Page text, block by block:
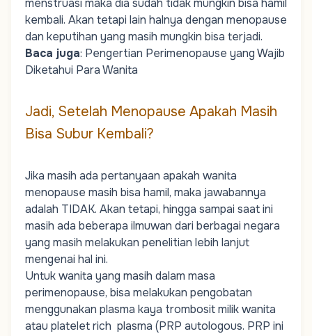
kembali. Akan tetapi lain halnya dengan menopause
dan keputihan yang masih mungkin bisa terjadi.
Baca juga: Pengertian Perimenopause yang Wajib
Diketahui Para Wanita
Jadi, Setelah Menopause Apakah Masih
Bisa Subur Kembali?
Jika masih ada pertanyaan apakah wanita
menopause masih bisa hamil, maka jawabannya
adalah TIDAK. Akan tetapi, hingga sampai saat ini
masih ada beberapa ilmuwan dari berbagai negara
yang masih melakukan penelitian lebih lanjut
mengenai hal ini.
Untuk wanita yang masih dalam masa
perimenopause, bisa melakukan pengobatan
menggunakan plasma kaya trombosit milik wanita
atau platelet rich plasma (PRP autologous. PRP ini